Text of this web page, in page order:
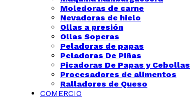
Moledoras de carne
Nevadoras de hielo
Ollas a presión
Ollas Soperas
Peladoras de papas
Peladoras De Piñas
Picadoras De Papas y Cebollas
Procesadores de alimentos
Ralladores de Queso
COMERCIO